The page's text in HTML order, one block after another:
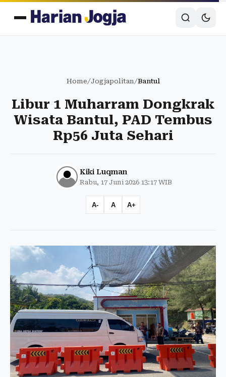
Home/Jogjapolitan/Bantul
Libur 1 Muharram Dongkrak
Wisata Bantul, PAD Tembus
Rp56 Juta Sehari
Kiki Luqman
Rabu, 17 Juni 2026 13:17 WIB
A- A A+